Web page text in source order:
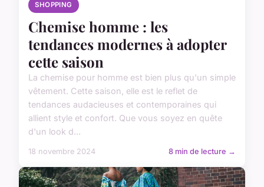
SHOPPING
Chemise homme : les
tendances modernes à adopter
cette saison
La chemise pour homme est bien plus qu'un simple
vêtement. Cette saison, elle est le reflet de
tendances audacieuses et contemporaines qui
allient style et confort. Que vous soyez en quête
d'un look d...
18 novembre 2024 8 min de lecture →